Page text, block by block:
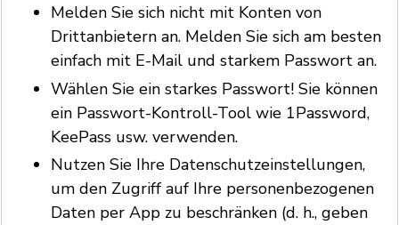
Melden Sie sich nicht mit Konten von
Drittanbietern an. Melden Sie sich am besten
einfach mit E-Mail und starkem Passwort an.
Wählen Sie ein starkes Passwort! Sie können
ein Passwort-Kontroll-Tool wie 1Password,
KeePass usw. verwenden.
Nutzen Sie Ihre Datenschutzeinstellungen,
um den Zugriff auf Ihre personenbezogenen
Daten per App zu beschränken (d. h., geben